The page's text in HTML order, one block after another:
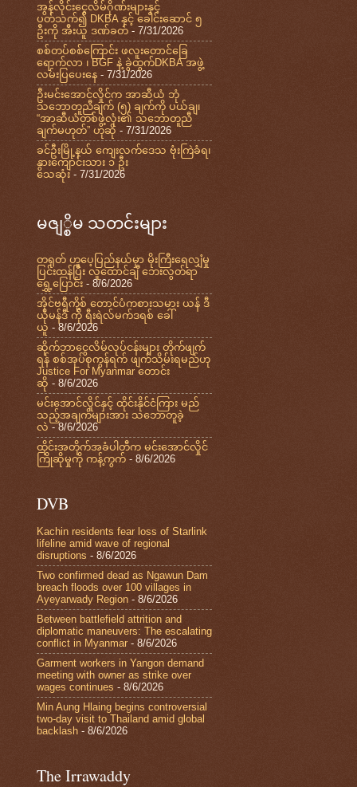
အွန်လိုင်းငွေလိမ်ဂိုဏ်းများနှင့်
ပတ်သက်၍ DKBA နှင့် ခေါင်းဆောင် ၅
ဦးကို အီးယူ ဒဏ်ခတ် - 7/31/2026
စစ်တပ်စစ်ကြောင်း ဖလူးတောင်ခြေ
ရောက်လာ ၊ BGF နဲ့ ခွဲထွက်DKBA အဖွဲ့
လမ်းပြပေးနေ - 7/31/2026
ဦးမင်းအောင်လှိုင်က အာဆီယံ ဘုံ
သဘောတူညီချက် (၅) ချက်ကို ပယ်ချ၊
“အာဆီယံတစ်ဖွဲ့လုံး၏ သဘောတူညီ
ချက်မဟုတ်” ဟုဆို - 7/31/2026
ခင်ဦးမြို့နယ် ကျေးလက်ဒေသ ဗုံးကြဲခံရ၊
နွားကျောင်းသား ၁ ဦး
သေဆုံး- 7/31/2026
မဇျ္စိမ သတင်းများ
တရုတ် ဟူပေ့ပြည်နယ်မှာ မိုးကြီးရေလျှံမှု
ပြင်းထန်ပြီး လူထောင်ချီ ဘေးလွတ်ရာ
ရွှေ့ပြောင်း - 8/6/2026
အိုင်ဗရီကို့စ် တောင်ပံကစားသမား ယန် ဒီ
ယိုမန်ဒီ ကို ရီးရဲလ်မက်ဒရစ် ခေါ်
ယူ - 8/6/2026
ဆိုက်ဘာငွေလိမ်လုပ်ငန်းများ တိုက်ဖျက်
ရန် စစ်အုပ်စုကွန်ရက် ဖျက်သိမ်းရမည်ဟု
Justice For Myanmar တောင်း
ဆို - 8/6/2026
မင်းအောင်လှိုင်နှင့် ထိုင်းနိုင်ငံကြား မည်
သည့်အချက်များအား သဘောတူခဲ့
လဲ - 8/6/2026
ထိုင်းအတိုက်အခံပါတီက မင်းအောင်လှိုင်
ကြိုဆိုမှုကို ကန့်ကွက် - 8/6/2026
DVB
Kachin residents fear loss of Starlink
lifeline amid wave of regional
disruptions - 8/6/2026
Two confirmed dead as Ngawun Dam
breach floods over 100 villages in
Ayeyarwady Region - 8/6/2026
Between battlefield attrition and
diplomatic maneuvers: The escalating
conflict in Myanmar - 8/6/2026
Garment workers in Yangon demand
meeting with owner as strike over
wages continues - 8/6/2026
Min Aung Hlaing begins controversial
two-day visit to Thailand amid global
backlash - 8/6/2026
The Irrawaddy